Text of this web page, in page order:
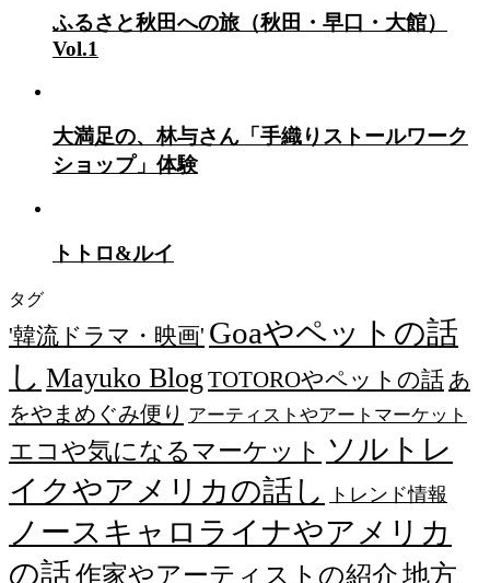
ふるさと秋田への旅（秋田・早口・大館）
Vol.1
大満足の、林与さん「手織りストールワーク
ショップ」体験
トトロ&ルイ
タグ
'韓流ドラマ・映画' Goaやペットの話
し Mayuko Blog TOTOROやペットの話 あ
をやまめぐみ便り アーティストやアートマーケット
エコや気になるマーケット ソルトレ
イクやアメリカの話し
トレンド情報
ノースキャロライナやアメリカ
の話作家やアーティストの紹介地方